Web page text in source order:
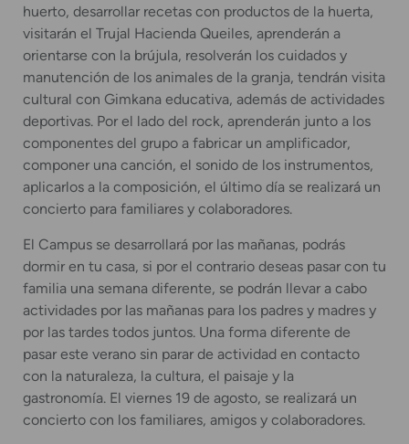
huerto, desarrollar recetas con productos de la huerta,
visitarán el Trujal Hacienda Queiles, aprenderán a
orientarse con la brújula, resolverán los cuidados y
manutención de los animales de la granja, tendrán visita
cultural con Gimkana educativa, además de actividades
deportivas. Por el lado del rock, aprenderán junto a los
componentes del grupo a fabricar un amplificador,
componer una canción, el sonido de los instrumentos,
aplicarlos a la composición, el último día se realizará un
concierto para familiares y colaboradores.
El Campus se desarrollará por las mañanas, podrás
dormir en tu casa, si por el contrario deseas pasar con tu
familia una semana diferente, se podrán llevar a cabo
actividades por las mañanas para los padres y madres y
por las tardes todos juntos. Una forma diferente de
pasar este verano sin parar de actividad en contacto
con la naturaleza, la cultura, el paisaje y la
gastronomía. El viernes 19 de agosto, se realizará un
concierto con los familiares, amigos y colaboradores.